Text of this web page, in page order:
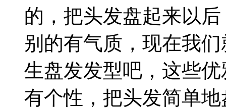
的，把头发盘起来以
别的有气质，现在我
生盘发发型吧，这些
有个性，把头发简单